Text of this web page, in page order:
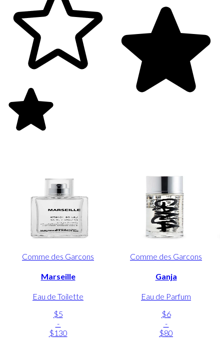
Comme des Garcons
Marseille
Eau de Toilette
$5
-
$130
Comme des Garcons
Ganja
Eau de Parfum
$6
-
$80